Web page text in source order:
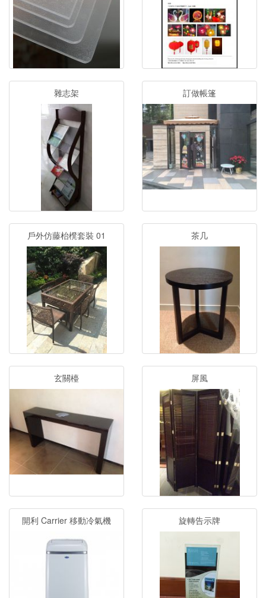
雜志架 訂做帳篷
戶外仿藤枱櫈套裝 01 茶几
玄關檯 屏風
開利 Carrier 移動冷氣機 旋轉告示牌